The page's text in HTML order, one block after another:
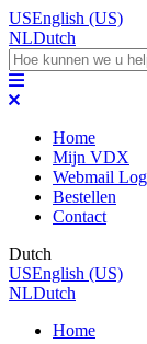
USEnglish (US)
NLDutch
Home
Mijn VDX
Webmail
Bestellen
Contact
Dutch
USEnglish (US)
NLDutch
Home